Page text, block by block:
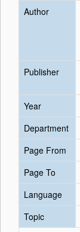
Author
Publisher
Year
Department
Page From
Page To
Language
Topic